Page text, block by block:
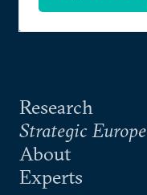
Research
Strategic Europe
About
Experts